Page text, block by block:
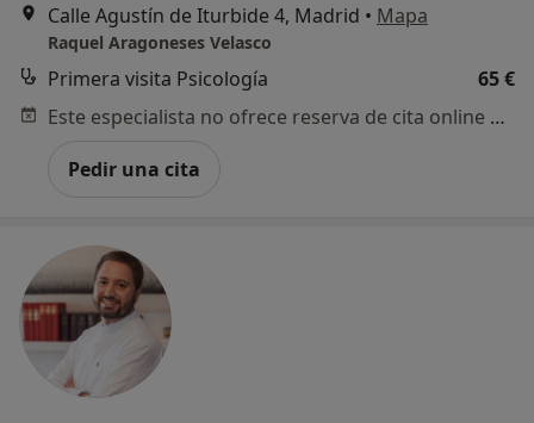
Calle Agustín de Iturbide 4, Madrid • Mapa
Raquel Aragoneses Velasco
Primera visita Psicología
65 €
Este especialista no ofrece reserva de cita online en esta dirección.
Pedir una cita